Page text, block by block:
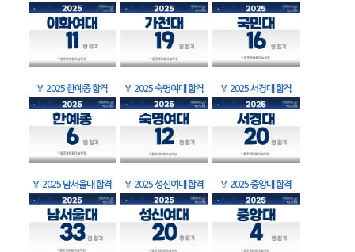
🏅 2025 한예종 합격 🏅 2025 숙명여대 합격 🏅 2025 서경대 합격
🏅 2025 남서울대 합격 🏅 2025 성신여대 합격 🏅 2025 중앙대 합격